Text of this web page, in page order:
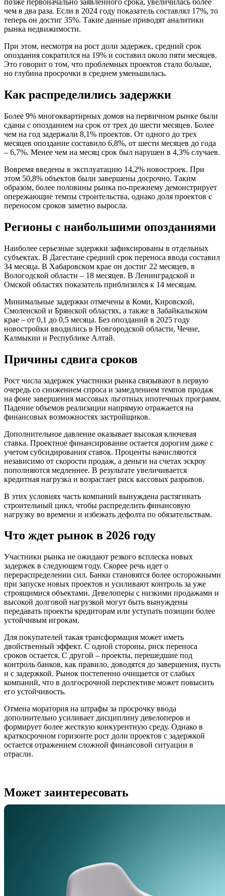
позже первоначально заявленного срока, увеличилась более
чем в два раза. Если в 2024 году показатель составлял 17%, то
теперь он достиг 35%. Такие данные приводят аналитики
рынка недвижимости.
При этом, несмотря на рост доли задержек, средний срок
опоздания сократился на 19% и составил около пяти месяцев.
Это говорит о том, что проблемных проектов стало больше,
но глубина просрочки в среднем уменьшилась.
Как распределились задержки
Более 9% многоквартирных домов на первичном рынке были
сданы с опозданием на срок от трех до шести месяцев. Более
чем на год задержали 8,1% проектов. От одного до трех
месяцев опоздание составило 6,8%, от шести месяцев до года
– 6,7%. Менее чем на месяц срок был нарушен в 4,3% случаев.
Вовремя введены в эксплуатацию 14,2% новостроек. При
этом 50,8% объектов были завершены досрочно. Таким
образом, более половины рынка по-прежнему демонстрирует
опережающие темпы строительства, однако доля проектов с
переносом сроков заметно выросла.
Регионы с наибольшими опозданиями
Наиболее серьезные задержки зафиксированы в отдельных
субъектах. В Дагестане средний срок переноса ввода составил
34 месяца. В Хабаровском крае он достиг 22 месяцев, в
Вологодской области – 18 месяцев. В Ленинградской и
Омской областях показатель приблизился к 14 месяцам.
Минимальные задержки отмечены в Коми, Кировской,
Смоленской и Брянской областях, а также в Забайкальском
крае – от 0,1 до 0,5 месяца. Без опозданий в 2025 году
новостройки вводились в Новгородской области, Чечне,
Калмыкии и Республике Алтай.
Причины сдвига сроков
Рост числа задержек участники рынка связывают в первую
очередь со снижением спроса и замедлением темпов продаж
на фоне завершения массовых льготных ипотечных программ.
Падение объемов реализации напрямую отражается на
финансовых возможностях застройщиков.
Дополнительное давление оказывает высокая ключевая
ставка. Проектное финансирование остается дорогим даже с
учетом субсидирования ставок. Проценты начисляются
независимо от скорости продаж, а деньги на счетах эскроу
пополняются медленнее. В результате увеличивается
кредитная нагрузка и возрастает риск кассовых разрывов.
В этих условиях часть компаний вынуждена растягивать
строительный цикл, чтобы распределить финансовую
нагрузку во времени и избежать дефолта по обязательствам.
Что ждет рынок в 2026 году
Участники рынка не ожидают резкого всплеска новых
задержек в следующем году. Скорее речь идет о
перераспределении сил. Банки становятся более осторожными
при запуске новых проектов и усиливают контроль за уже
строящимися объектами. Девелоперы с низкими продажами и
высокой долговой нагрузкой могут быть вынуждены
передавать проекты кредиторам или уступать позиции более
устойчивым игрокам.
Для покупателей такая трансформация может иметь
двойственный эффект. С одной стороны, риск переноса
сроков остается. С другой – проекты, перешедшие под
контроль банков, как правило, доводятся до завершения, пусть
и с задержкой. Рынок постепенно очищается от слабых
компаний, что в долгосрочной перспективе может повысить
его устойчивость.
Отмена моратория на штрафы за просрочку ввода
дополнительно усиливает дисциплину девелоперов и
формирует более жесткую конкурентную среду. Однако в
краткосрочном горизонте рост доли проектов с задержкой
остается отражением сложной финансовой ситуации в
отрасли.
Может заинтересовать